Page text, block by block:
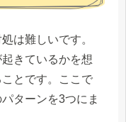
は難しいです。
きているかを想
とです。ここで
ターンを3つにま